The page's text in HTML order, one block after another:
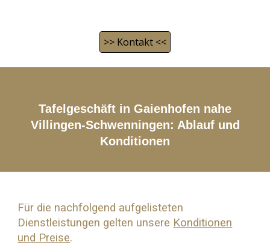
>> Kontakt <<
Tafelgeschäft in Gaienhofen nahe
Villingen-Schwenningen: Ablauf und
Konditionen
Für die nachfolgend aufgelisteten
Dienstleistungen gelten unsere Konditionen
und Preise.